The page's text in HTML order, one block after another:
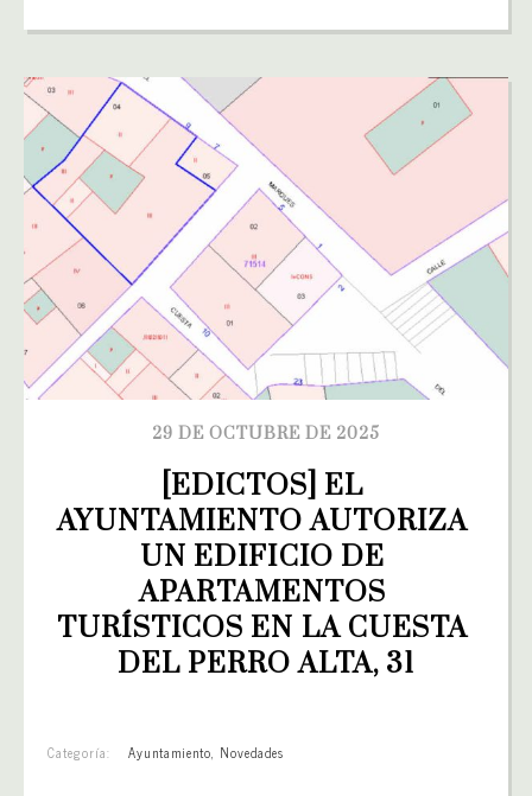
29 DE OCTUBRE DE 2025
[EDICTOS] EL
AYUNTAMIENTO AUTORIZA
UN EDIFICIO DE
APARTAMENTOS
TURÍSTICOS EN LA CUESTA
DEL PERRO ALTA, 31
Categoría: Ayuntamiento, Novedades